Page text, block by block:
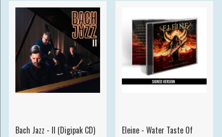
Bach Jazz - II (Digipak CD)
Eleine - Water Taste Of